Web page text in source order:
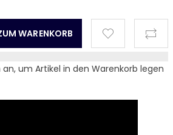
um Artikel in den Warenkorb legen